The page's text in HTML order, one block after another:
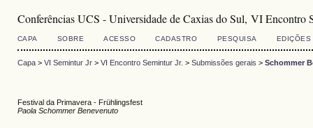
Conferências UCS - Universidade de Caxias do Sul, VI Encontro
CAPA SOBRE ACESSO CADASTRO PESQUISA EDIÇÕES
Capa> VI Semintur Jr> VI Encontro Semintur Jr. > Submissões gerais > Schommer
Festival da Primavera - Frühlingsfest
Paola Schommer Benevenuto